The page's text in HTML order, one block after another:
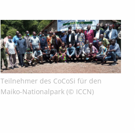
Teilnehmer des CoCoSi für den
Maiko-Nationalpark (© ICCN)